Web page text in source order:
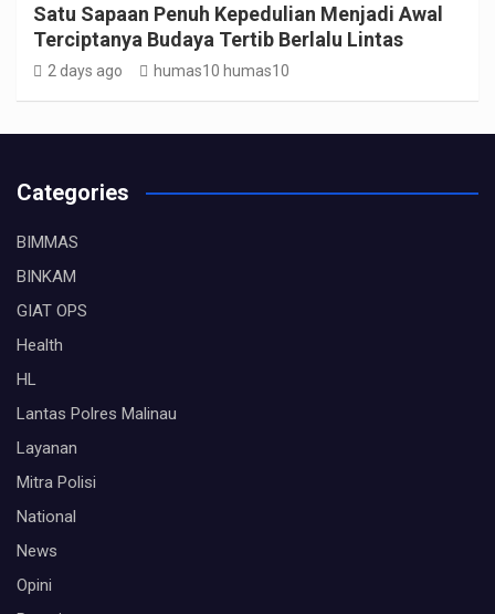
Satu Sapaan Penuh Kepedulian Menjadi Awal
Terciptanya Budaya Tertib Berlalu Lintas
2 days ago humas10 humas10
Categories
BIMMAS
BINKAM
GIAT OPS
Health
HL
Lantas Polres Malinau
Layanan
Mitra Polisi
National
News
Opini